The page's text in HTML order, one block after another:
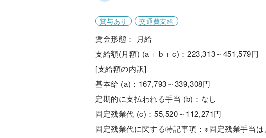
賞与あり 交通費支給
賃金形態： 月給
支給額(月額) (a + b + c)：223,313～451,579円
[支給額の内訳]
基本給 (a)：167,793～339,308円
定期的に支払われる手当 (b)：なし
固定残業代 (c)：55,520～112,271円
固定残業代に関する特記事項：※固定残業手当